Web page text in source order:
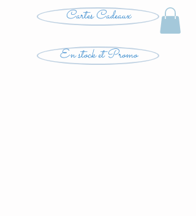
Cartes Cadeaux
En stock et Promo